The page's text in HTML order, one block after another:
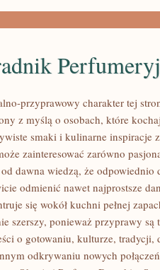
przyprawowy charakter tej
z myślą o osobach, które
smaki i kulinarne inspiracje
zainteresować zarówno
dawna wiedzą, że odpowiednio
odmienić nawet najprostsze
się wokół kuchni pełnej
szerszy, ponieważ przyprawy
o gotowaniu, kulturze, tradycji,
odkrywaniu nowych